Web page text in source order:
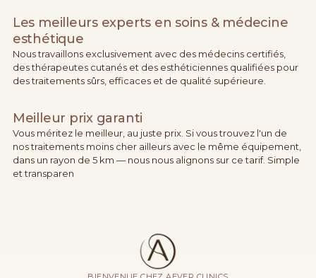
Les meilleurs experts en soins & médecine
esthétique
Nous travaillons exclusivement avec des médecins certifiés,
des thérapeutes cutanés et des esthéticiennes qualifiées pour
des traitements sûrs, efficaces et de qualité supérieure.
Meilleur prix garanti
Vous méritez le meilleur, au juste prix. Si vous trouvez l'un de
nos traitements moins cher ailleurs avec le même équipement,
dans un rayon de 5 km — nous nous alignons sur ce tarif. Simple
et transparen